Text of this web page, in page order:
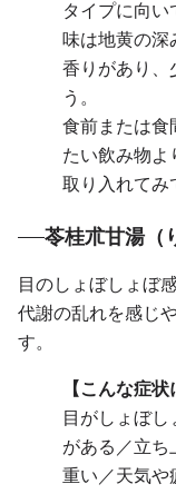
タイプに向い
味は地黄の深
香りがあり、
う。
食前または食
たい飲み物よ
取り入れてみ
苓桂朮甘湯（
目のしょぼしょぼ
代謝の乱れを感じ
す。
【こんな症状
目がしょぼ
がある／立ち
重い／天気や